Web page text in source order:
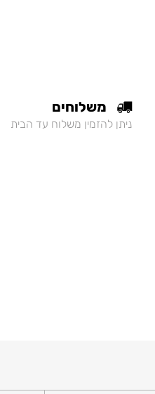
משלוחים
ניתן להזמין משלוח עד הבית